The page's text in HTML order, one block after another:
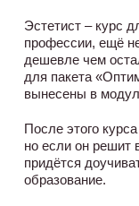
Эстетист – курс
профессии, ещё
дешевле чем
для пакета
вынесены в
После этого
но если он решит
придётся
образование.